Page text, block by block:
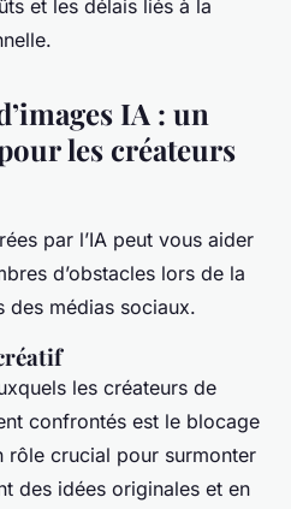
et les délais liés à la
IA : un
les créateurs
par l’IA peut vous aider
d’obstacles lors de la
des médias sociaux.
les créateurs de
confrontés est le blocage
rôle crucial pour surmonter
des idées originales et en